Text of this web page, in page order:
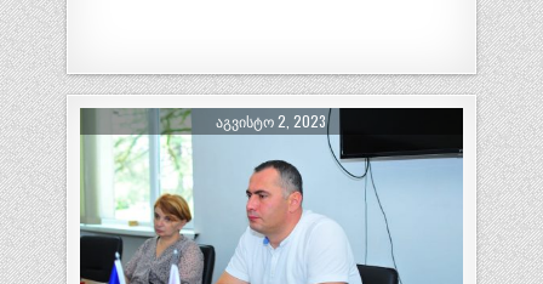
ᲐᲒᲕᲘᲡᲢᲝ 2, 2023